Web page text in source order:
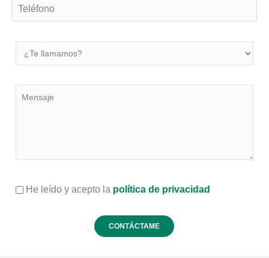
He leído y acepto la política de privacidad